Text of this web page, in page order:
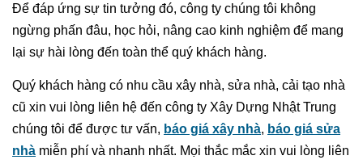
Để đáp ứng sự tin tưởng đó, công ty chúng tôi không
ngừng phấn đâu, học hỏi, nâng cao kinh nghiệm để mang
lại sự hài lòng đến toàn thể quý khách hàng.
Quý khách hàng có nhu cầu xây nhà, sửa nhà, cải tạo nhà
cũ xin vui lòng liên hệ đến công ty Xây Dựng Nhật Trung
chúng tôi để được tư vấn, báo giá xây nhà, báo giá sửa
nhà miễn phí và nhanh nhất. Mọi thắc mắc xin vui lòng liên